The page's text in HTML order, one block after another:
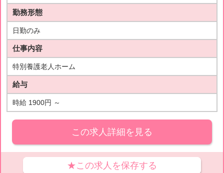
勤務形態
日勤のみ
仕事内容
特別養護老人ホーム
給与
時給 1900円 ～
この求人詳細を見る
★この求人を保存する